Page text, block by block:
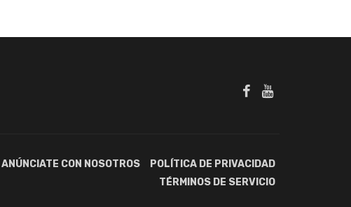
ANÚNCIATE CON NOSOTROS
POLÍTICA DE PRIVACIDAD
TÉRMINOS DE SERVICIO